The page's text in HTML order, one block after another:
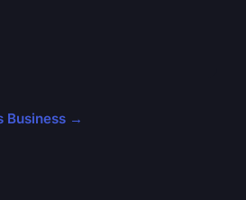
Business →